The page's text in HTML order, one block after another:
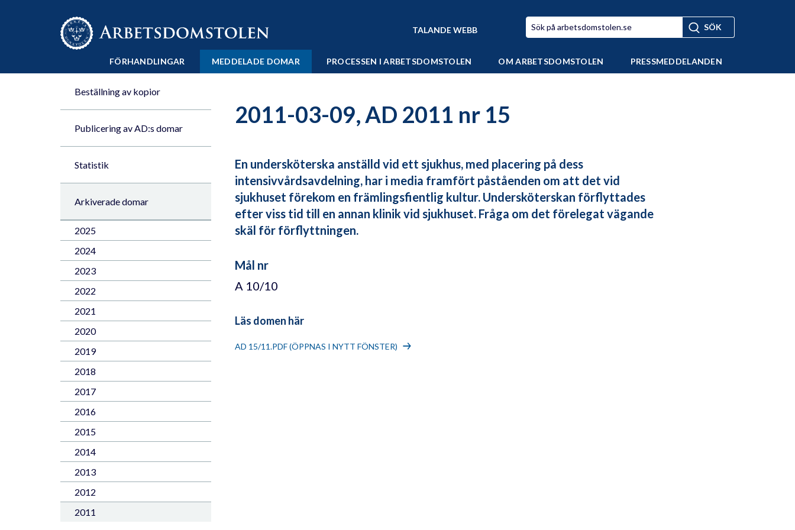
Till innehåll på sidan x
TALANDE WEBB
FÖRHANDLINGAR MEDDELADE DOMAR PROCESSEN I ARBETSDOMSTOLEN OM ARBETSDOMSTOLEN PRESSMEDDELANDEN
Beställning av kopior
Publicering av AD:s domar
Statistik
Arkiverade domar
2025
2024
2023
2022
2021
2020
2019
2018
2017
2016
2015
2014
2013
2012
2011
2011-03-09, AD 2011 nr 15
En undersköterska anställd vid ett sjukhus, med placering på dess
intensivvårdsavdelning, har i media framfört påståenden om att det vid
sjukhuset förekom en främlingsfientlig kultur. Undersköterskan förflyttades
efter viss tid till en annan klinik vid sjukhuset. Fråga om det förelegat vägande
skäl för förflyttningen.
Mål nr
A 10/10
Läs domen här
AD 15/11.PDF (ÖPPNAS I NYTT FÖNSTER)